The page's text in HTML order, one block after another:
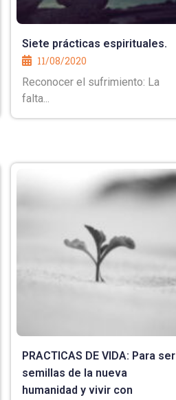
Siete prácticas espirituales.
11/08/2020
Reconocer el sufrimiento: La
falta...
PRACTICAS DE VIDA: Para ser
semillas de la nueva
humanidad y vivir con